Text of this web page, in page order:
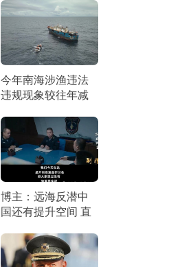
今年南海涉渔违法
违规现象较往年减
著
博主：远海反潜中
国还有提升空间 直